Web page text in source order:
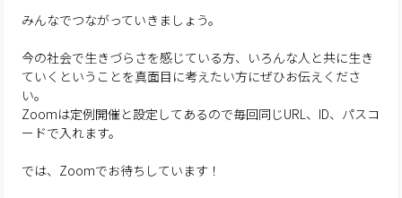
みんなでつながっていきましょう。
今の社会で生きづらさを感じている方、いろんな人と共に生き
ていくということを真面目に考えたい方にぜひお伝えくださ
い。
Zoomは定例開催と設定してあるので毎回同じURL、ID、パスコ
ードで入れます。
では、Zoomでお待ちしています！